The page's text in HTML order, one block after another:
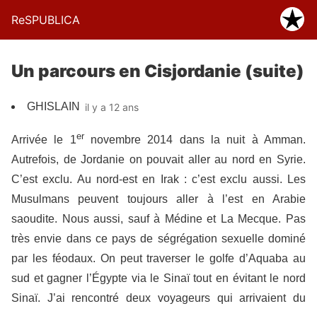
ReSPUBLICA
Un parcours en Cisjordanie (suite)
GHISLAIN il y a 12 ans
Arrivée le 1er novembre 2014 dans la nuit à Amman.
Autrefois, de Jordanie on pouvait aller au nord en Syrie.
C’est exclu. Au nord-est en Irak : c’est exclu aussi. Les
Musulmans peuvent toujours aller à l’est en Arabie
saoudite. Nous aussi, sauf à Médine et La Mecque. Pas
très envie dans ce pays de ségrégation sexuelle dominé
par les féodaux. On peut traverser le golfe d’Aquaba au
sud et gagner l’Égypte via le Sinaï tout en évitant le nord
Sinaï. J’ai rencontré deux voyageurs qui arrivaient du